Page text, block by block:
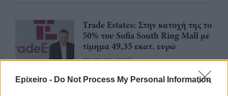
Epixeiro - Do Not Process My Personal Information
Trade Estates: Στην κατοχή της το
50% του Sofia South Ring Mall με
τίμημα 49,35 εκατ. ευρώ
07/08/26|16:53